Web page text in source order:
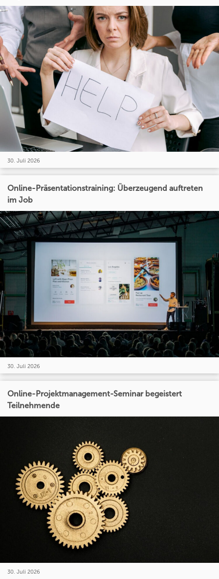
30. Juli 2026
Online-Präsentationstraining: Überzeugend auftreten
im Job
30. Juli 2026
Online-Projektmanagement-Seminar begeistert
Teilnehmende
30. Juli 2026